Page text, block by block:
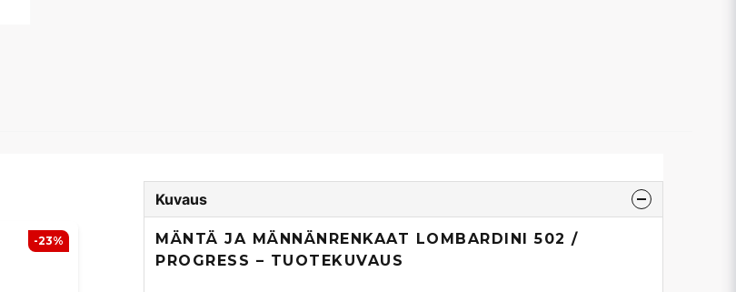
-23%
Kuvaus
MÄNTÄ JA MÄNNÄNRENKAAT LOMBARDINI 502 /
PROGRESS – TUOTEKUVAUS